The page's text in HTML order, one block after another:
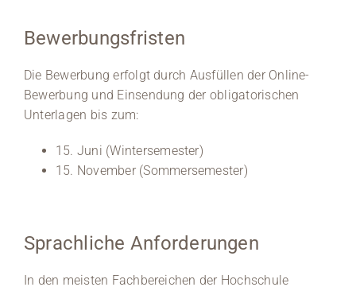
Bewerbungsfristen
Die Bewerbung erfolgt durch Ausfüllen der Online-
Bewerbung und Einsendung der obligatorischen
Unterlagen bis zum:
15. Juni (Wintersemester)
15. November (Sommersemester)
Sprachliche Anforderungen
In den meisten Fachbereichen der Hochschule